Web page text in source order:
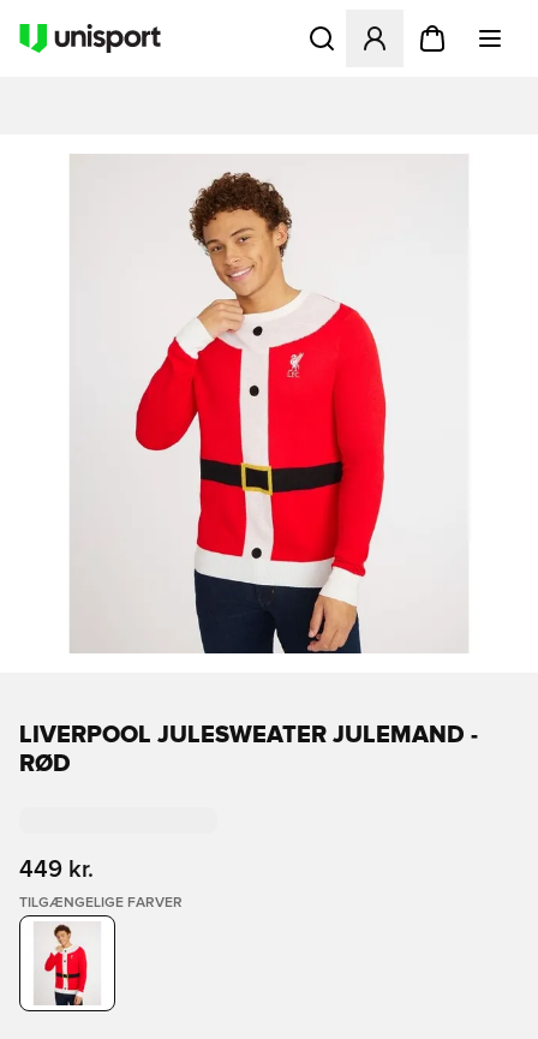
Åbner en Modal til at
LIVERPOOL JULESWEATER JULEMAND -
RØD
449 kr.
TILGÆNGELIGE FARVER